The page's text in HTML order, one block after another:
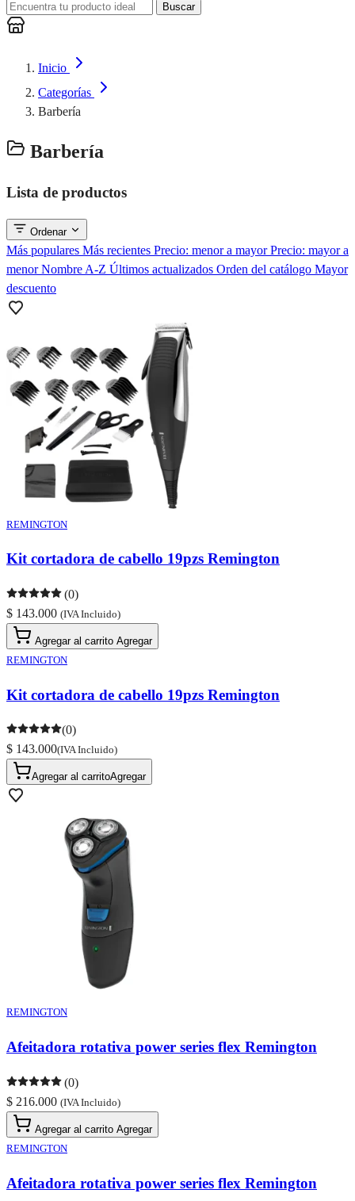
Buscar
Inicio
Categorías
Barbería
Barbería
Lista de productos
Ordenar
Más populares Más recientes Precio: menor a mayorPrecio: mayor a
menorNombre A-Z Últimos actualizados Orden del catálogo Mayor
descuento
REMINGTON
Kit cortadora de cabello 19pzs Remington
(0)
$ 143.000 (IVA Incluido)
Agregar al carrito Agregar
REMINGTON
Kit cortadora de cabello 19pzs Remington
(0)
$ 143.000(IVA Incluido)
Agregar al carritoAgregar
REMINGTON
Afeitadora rotativa power series flex Remington
(0)
$ 216.000 (IVA Incluido)
Agregar al carrito Agregar
REMINGTON
Afeitadora rotativa power series flex Remington